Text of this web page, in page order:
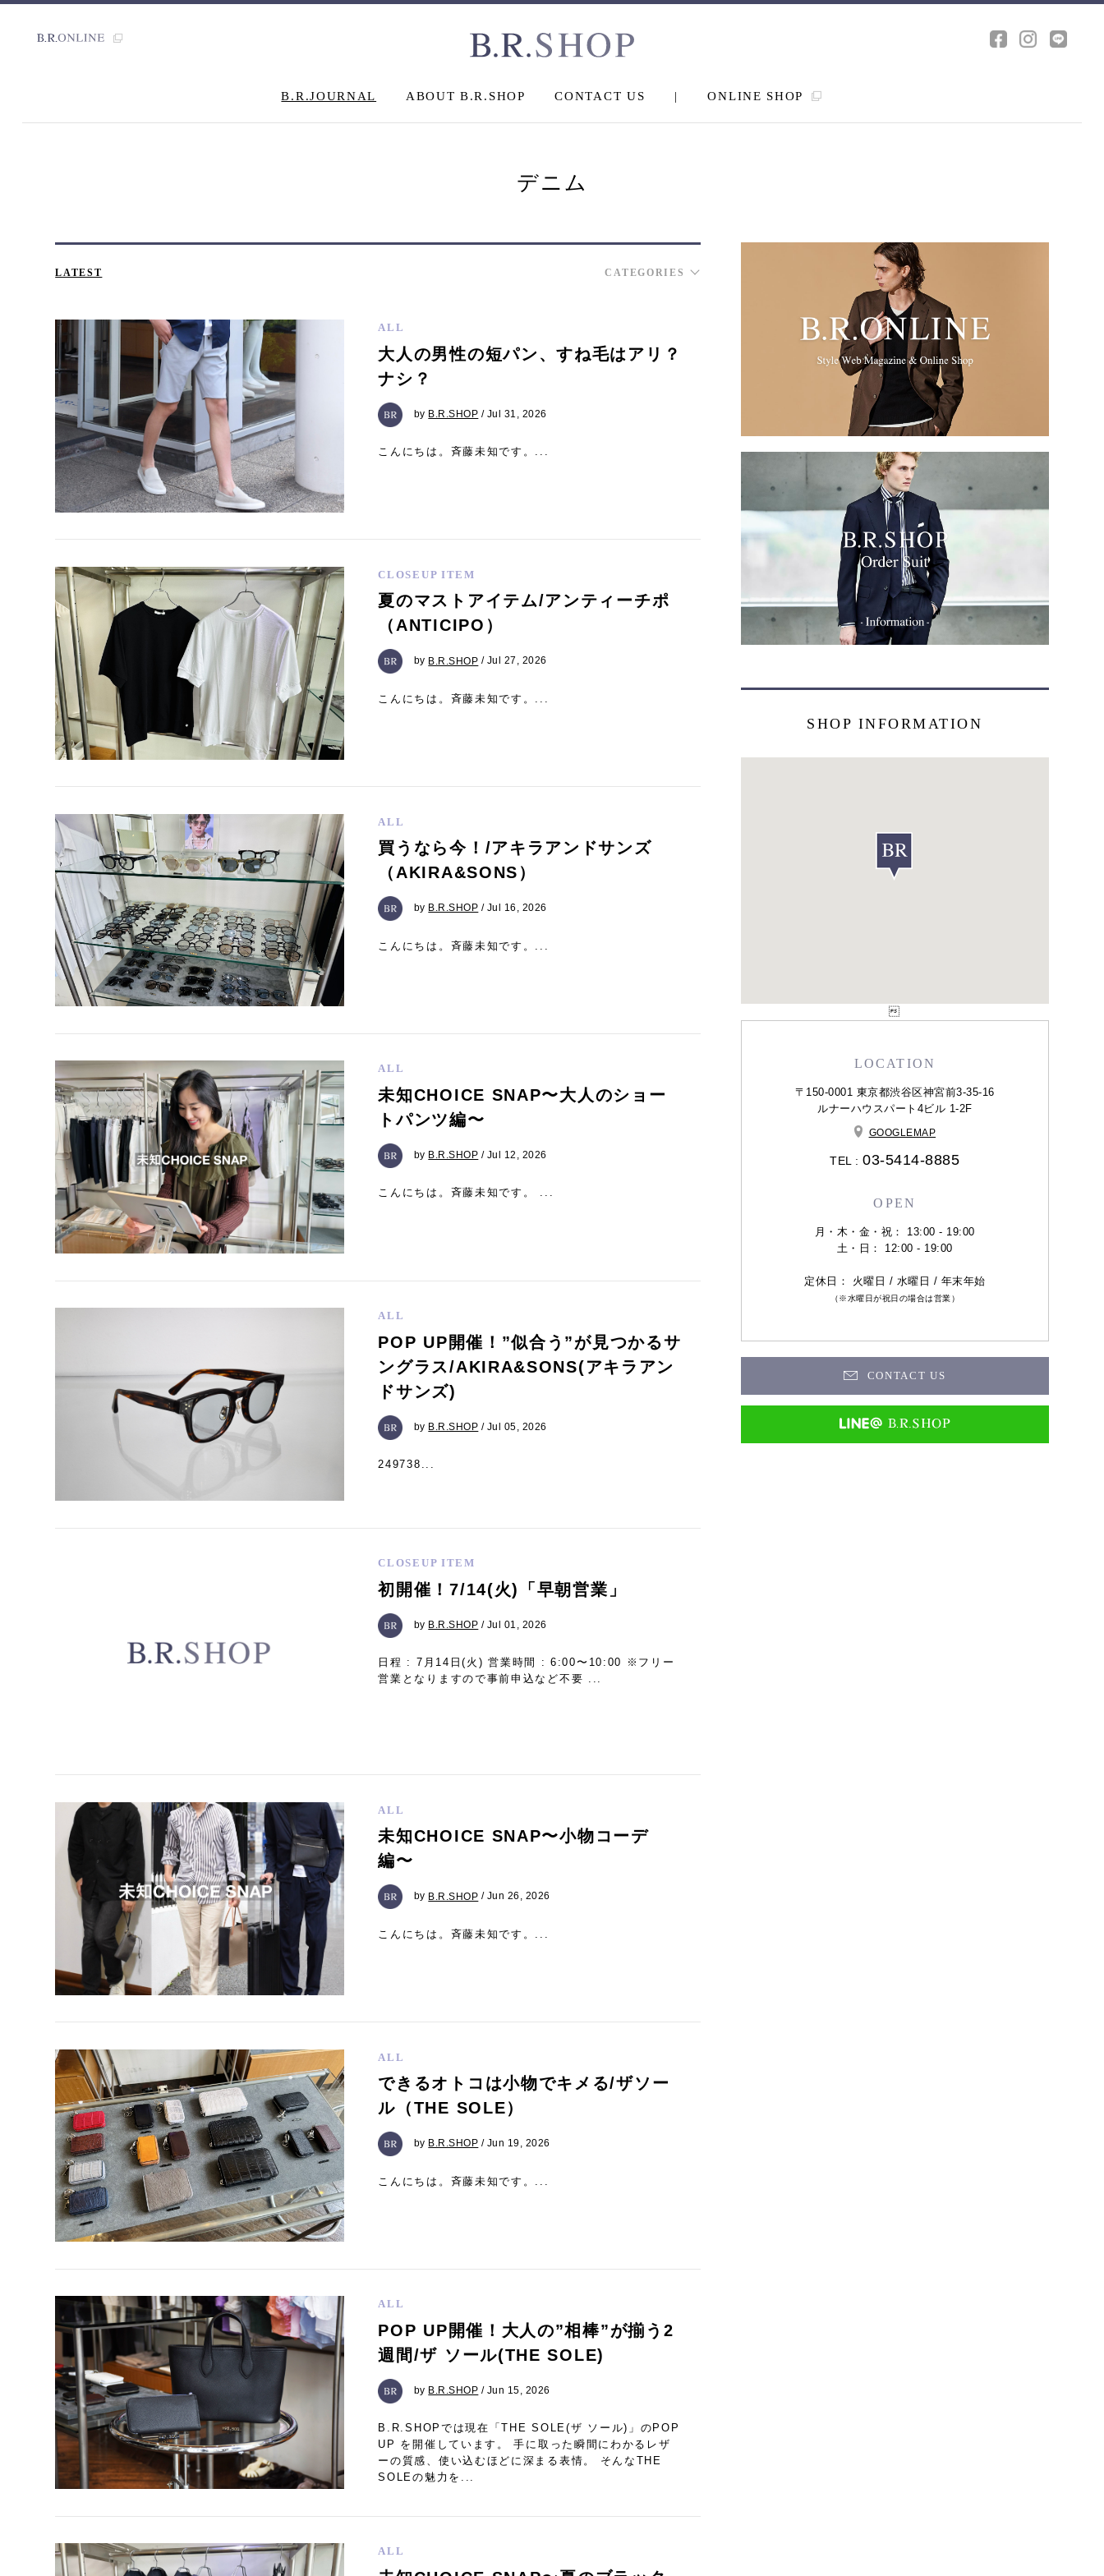
B.R.JOURNAL ABOUT B.R.SHOP CONTACT US | ONLINE SHOP
デニム
LATEST CATEGORIES
ALL
大人の男性の短パン、すね毛はアリ？
ナシ？
by B.R.SHOP / Jul 31, 2026
こんにちは。斉藤未知です。...
CLOSEUP ITEM
夏のマストアイテム/アンティーチポ
（ANTICIPO）
by B.R.SHOP / Jul 27, 2026
こんにちは。斉藤未知です。...
ALL
買うなら今！/アキラアンドサンズ
（AKIRA&SONS）
by B.R.SHOP / Jul 16, 2026
こんにちは。斉藤未知です。...
ALL
未知CHOICE SNAP〜大人のショー
トパンツ編〜
by B.R.SHOP / Jul 12, 2026
こんにちは。斉藤未知です。 ...
ALL
POP UP開催！”似合う”が見つかるサ
ングラス/AKIRA&SONS(アキラアン
ドサンズ)
by B.R.SHOP / Jul 05, 2026
249738...
CLOSEUP ITEM
初開催！7/14(火)「早朝営業」
by B.R.SHOP / Jul 01, 2026
日程 : 7月14日(火) 営業時間 : 6:00〜10:00 ※フリー
営業となりますので事前申込など不要 ...
ALL
未知CHOICE SNAP〜小物コーデ
編〜
by B.R.SHOP / Jun 26, 2026
こんにちは。斉藤未知です。...
ALL
できるオトコは小物でキメる/ザソー
ル（THE SOLE）
by B.R.SHOP / Jun 19, 2026
こんにちは。斉藤未知です。...
ALL
POP UP開催！大人の”相棒”が揃う2
週間/ザ ソール(THE SOLE)
by B.R.SHOP / Jun 15, 2026
B.R.SHOPでは現在「THE SOLE(ザ ソール)」のPOP
UP を開催しています。 手に取った瞬間にわかるレザ
ーの質感、使い込むほどに深まる表情。 そんなTHE
SOLEの魅力を...
ALL
SHOP INFORMATION
LOCATION
〒150-0001 東京都渋谷区神宮前3-35-16
ルナーハウスパート4ビル 1-2F
GOOGLEMAP
TEL :03-5414-8885
OPEN
月・木・金・祝： 13:00 - 19:00
土・日： 12:00 - 19:00
定休日： 火曜日 / 水曜日 / 年末年始
（※水曜日が祝日の場合は営業）
CONTACT US